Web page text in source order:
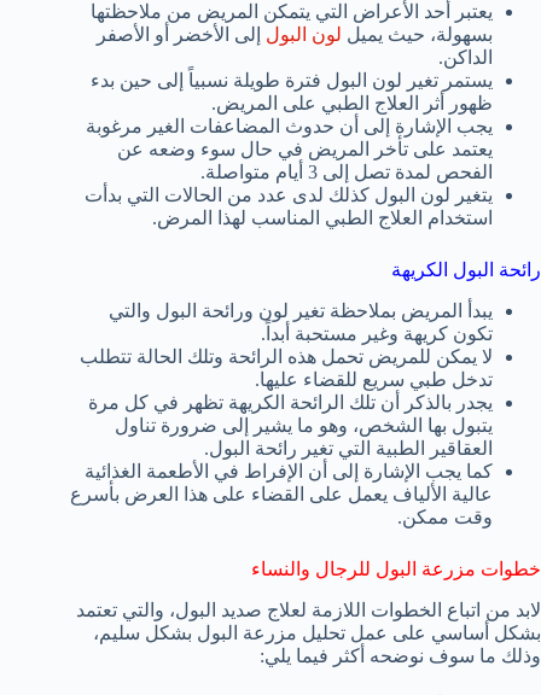
يعتبر أحد الأعراض التي يتمكن المريض من ملاحظتها
بسهولة، حيث يميل لون البول إلى الأخضر أو الأصفر
الداكن.
يستمر تغير لون البول فترة طويلة نسبياً إلى حين بدء
ظهور أثر العلاج الطبي على المريض.
يجب الإشارة إلى أن حدوث المضاعفات الغير مرغوبة
يعتمد على تأخر المريض في حال سوء وضعه عن
الفحص لمدة تصل إلى 3 أيام متواصلة.
يتغير لون البول كذلك لدى عدد من الحالات التي بدأت
استخدام العلاج الطبي المناسب لهذا المرض.
رائحة البول الكريهة
يبدأ المريض بملاحظة تغير لون ورائحة البول والتي
تكون كريهة وغير مستحبة أبداً.
لا يمكن للمريض تحمل هذه الرائحة وتلك الحالة تتطلب
تدخل طبي سريع للقضاء عليها.
يجدر بالذكر أن تلك الرائحة الكريهة تظهر في كل مرة
يتبول بها الشخص، وهو ما يشير إلى ضرورة تناول
العقاقير الطبية التي تغير رائحة البول.
كما يجب الإشارة إلى أن الإفراط في الأطعمة الغذائية
عالية الألياف يعمل على القضاء على هذا العرض بأسرع
وقت ممكن.
خطوات مزرعة البول للرجال والنساء
لابد من اتباع الخطوات اللازمة لعلاج صديد البول، والتي تعتمد
بشكل أساسي على عمل تحليل مزرعة البول بشكل سليم،
وذلك ما سوف نوضحه أكثر فيما يلي: